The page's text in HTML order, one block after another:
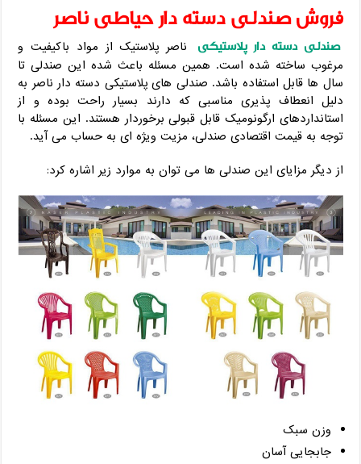
فروش صندلی دسته دار حیاطی ناصر
صندلی دسته دار پلاستیکی
ناصر پلاستیک از مواد باکیفیت و
مرغوب ساخته شده است. همین مسئله باعث شده این صندلی تا
سال ها قابل استفاده باشد. صندلی های پلاستیکی دسته دار ناصر به
دلیل انعطاف پذیری مناسبی که دارند بسیار راحت بوده و از
استانداردهای ارگونومیک قابل قبولی برخوردار هستند. این مسئله با
توجه به قیمت اقتصادی صندلی، مزیت ویژه ای به حساب می آید.
از دیگر مزایای این صندلی ها می توان به موارد زیر اشاره کرد:
وزن سبک
جابجایی آسان